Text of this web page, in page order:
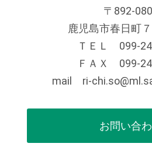
〒892-
鹿児島市春日町
ＴＥＬ 099-
ＦＡＸ 099-
mail ri-
お問い合